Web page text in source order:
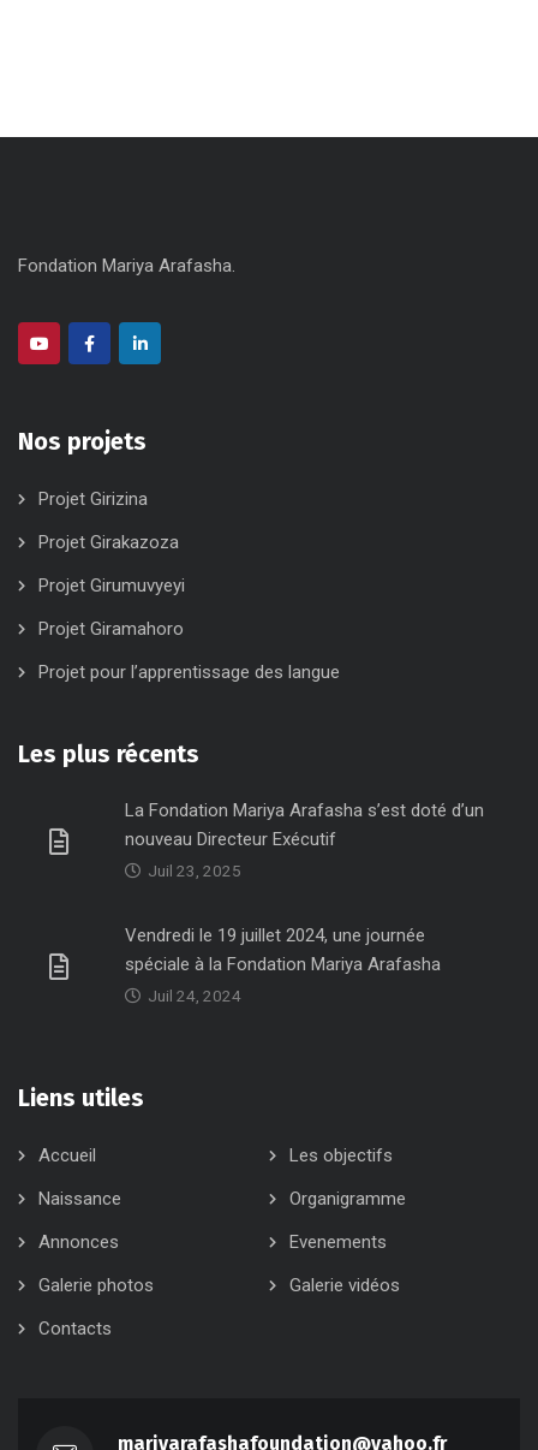
Fondation Mariya Arafasha.
Nos projets
Projet Girizina
Projet Girakazoza
Projet Girumuvyeyi
Projet Giramahoro
Projet pour l’apprentissage des langue
Les plus récents
La Fondation Mariya Arafasha s’est doté d’un
nouveau Directeur Exécutif
Juil 23, 2025
Vendredi le 19 juillet 2024, une journée
spéciale à la Fondation Mariya Arafasha
Juil 24, 2024
Liens utiles
Accueil
Les objectifs
Naissance
Organigramme
Annonces
Evenements
Galerie photos
Galerie vidéos
Contacts
mariyarafashafoundation@yahoo.fr